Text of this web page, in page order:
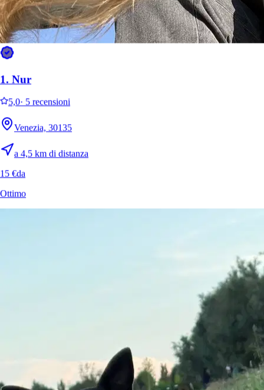
1. Nur
5,0· 5 recensioni
Venezia, 30135
a 4,5 km di distanza
15 €da
Ottimo